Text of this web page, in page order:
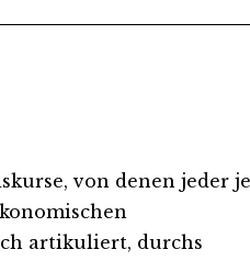
von denen jeder
artikuliert, durchs